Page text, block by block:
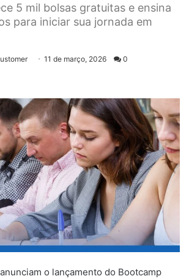
5 mil bolsas gratuitas e ensina
para iniciar sua jornada em
Send11 de março, 2026 0
o lançamento do Bootcamp